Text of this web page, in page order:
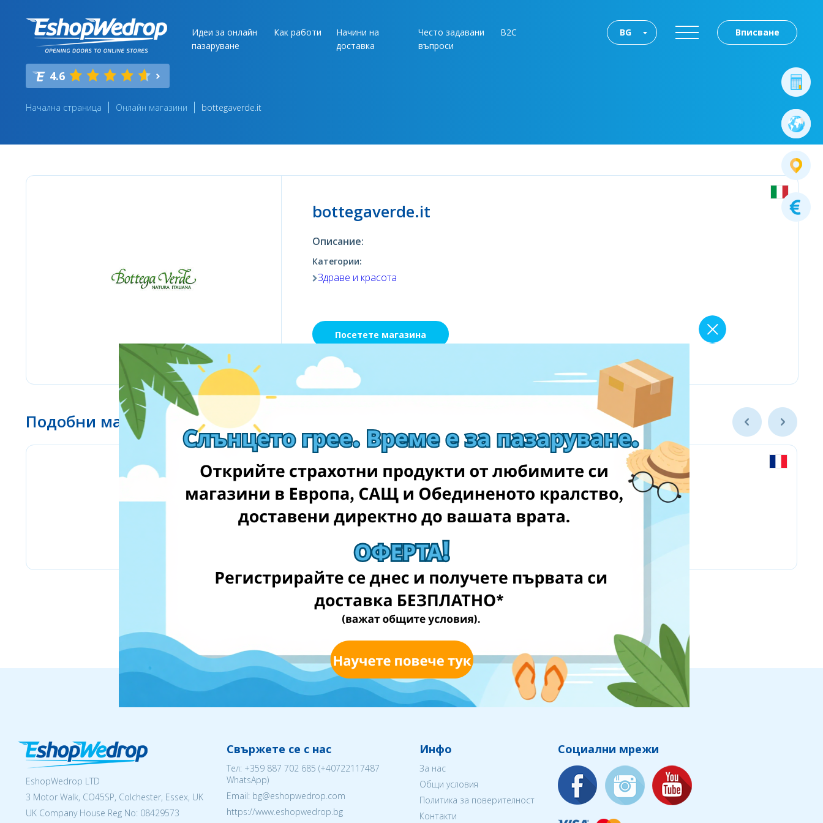
Идеи за онлайн
пазаруване
Как работи
Начини на
доставка
Често задавани
въпроси
B2C Вписване
BG
4.6
Начална страница Онлайн магазини bottegaverde.it
bottegaverde.it
Описание:
Категории:
Здраве и красота
Посетете магазина
Подобни магазини
EshopWedrop LTD
3 Motor Walk, CO45SP, Colchester, Essex, UK
UK Company House Reg No: 08429573
Свържете се с нас
Тел: +359 887 702 685 (+40722117487
WhatsApp)
Email: bg@eshopwedrop.com
https://www.eshopwedrop.bg
Инфо
За нас
Общи условия
Политика за поверителност
Контакти
Социални мрежи